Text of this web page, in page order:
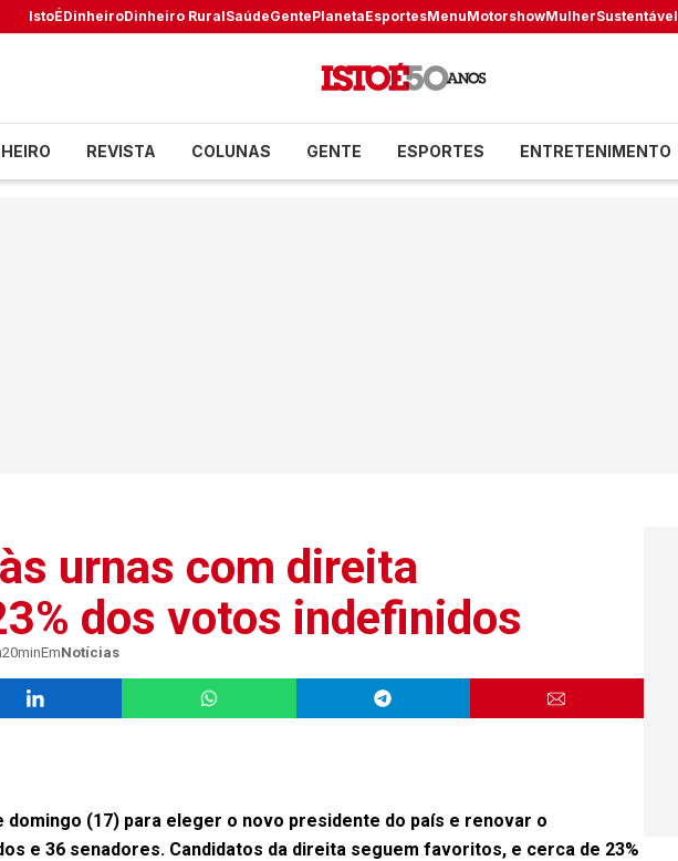
IstoÉDinheiroDinheiro RuralSaúdeGentePlanetaEsportesMenuMotorshowMulherSustentável
REVISTA COLUNAS GENTE ESPORTES ENTRETENIMENTO
urnas com direita
dos votos indefinidos
EmNotícias
domingo (17) para eleger o novo presidente do país e renovar o
e 36 senadores. Candidatos da direita seguem favoritos, e cerca de 23%